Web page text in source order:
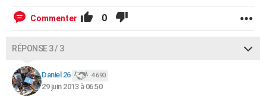
Commenter 0
RÉPONSE 3 / 3
Daniel 26 4 690
29 juin 2013 à 06:50